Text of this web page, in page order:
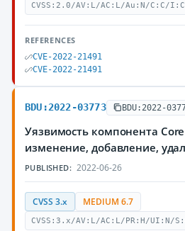
CVSS:2.0/AV:L/AC:L/Au:N/C:C/
REFERENCES
CVE-2022-21491
CVE-2022-21491
BDU:2022-03773 BDU:2022-
Уязвимость компонента
изменение, добавление,
PUBLISHED: 2022-06-26
CVSS 3.x MEDIUM 6.7
CVSS:3.x/AV:L/AC:L/PR:H/UI:N/